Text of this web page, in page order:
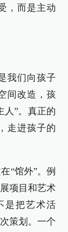
，而是主动
我们向孩子
间改造，孩
人”。真正的
走进孩子的
“馆外”。例
项目和艺术
是把艺术活
策划。一个